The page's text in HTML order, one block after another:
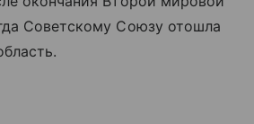
Советскому Союзу отошла